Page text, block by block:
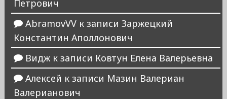
Петрович
AbramovVVк записи Заржецкий
Константин Аполлонович
Виджк записи Ковтун Елена Валерьевна
Алексей к записи Мазин Валериан
Валерианович